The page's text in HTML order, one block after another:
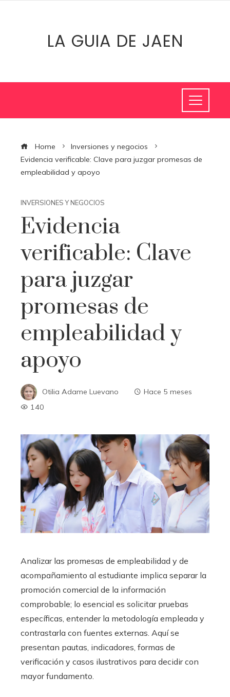
LA GUIA DE JAEN
Home
Inversiones y negocios
Evidencia verificable: Clave para juzgar promesas de
empleabilidad y apoyo
INVERSIONES Y NEGOCIOS
Evidencia
verificable: Clave
para juzgar
promesas de
empleabilidad y
apoyo
Otilia Adame Luevano
Hace 5 meses
140
Analizar las promesas de empleabilidad y de
acompañamiento al estudiante implica separar la
promoción comercial de la información
comprobable; lo esencial es solicitar pruebas
específicas, entender la metodología empleada y
contrastarla con fuentes externas. Aquí se
presentan pautas, indicadores, formas de
verificación y casos ilustrativos para decidir con
mayor fundamento.